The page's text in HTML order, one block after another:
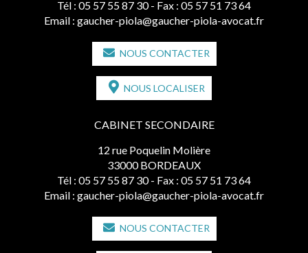
Tél : 05 57 55 87 30 - Fax : 05 57 51 73 64
Email : gaucher-piola@gaucher-piola-avocat.fr
NOUS CONTACTER
NOUS LOCALISER
CABINET SECONDAIRE
12 rue Poquelin Molière
33000 BORDEAUX
Tél : 05 57 55 87 30 - Fax : 05 57 51 73 64
Email : gaucher-piola@gaucher-piola-avocat.fr
NOUS CONTACTER